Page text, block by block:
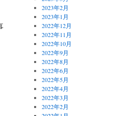
2023年2月
2023年1月
2022年12月
2022年11月
2022年10月
2022年9月
2022年8月
2022年6月
2022年5月
2022年4月
2022年3月
2022年2月